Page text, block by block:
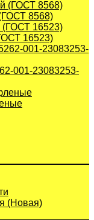
8568)
16523)
001-23083253-
(Новая)